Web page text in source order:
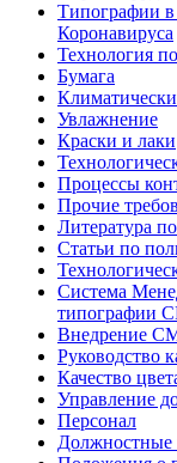
Типографии
Коронавируса
Технология
Бумага
Увлажнение
Краски и лаки
Процессы
Прочие
Литература
Статьи по
Система
типографии
Внедрение
Руководство
Качество
Управление
Персонал
Должностные